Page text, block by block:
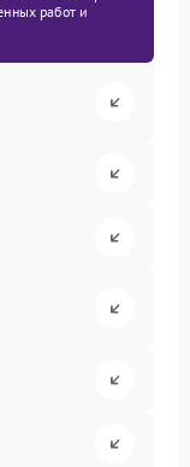
работ и